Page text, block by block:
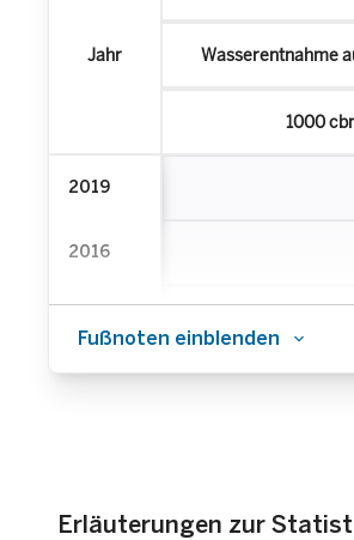
Jahr Wasserentnahme
1000
2019
2016
Fußnoten einblenden
Erläuterungen zur